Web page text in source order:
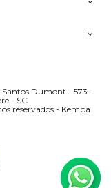
Santos Dumont - 573 -
- SC
reservados - Kempa